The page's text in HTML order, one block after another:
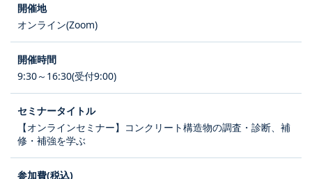
オンライン(Zoom)
9:30～16:30(受付9:00)
【オンラインセミナー】コンクリート構造物の調査・診断、補
修・補強を学ぶ